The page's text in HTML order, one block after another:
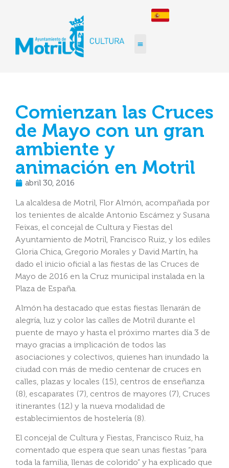
Comienzan las Cruces
de Mayo con un gran
ambiente y
animación en Motril
abril 30, 2016
La alcaldesa de Motril, Flor Almón, acompañada por
los tenientes de alcalde Antonio Escámez y Susana
Feixas, el concejal de Cultura y Fiestas del
Ayuntamiento de Motril, Francisco Ruiz, y los ediles
Gloria Chica, Gregorio Morales y David Martín, ha
dado el inicio oficial a las fiestas de las Cruces de
Mayo de 2016 en la Cruz municipal instalada en la
Plaza de España.
Almón ha destacado que estas fiestas llenarán de
alegría, luz y color las calles de Motril durante el
puente de mayo y hasta el próximo martes día 3 de
mayo gracias a implicación de todos las
asociaciones y colectivos, quienes han inundado la
ciudad con más de medio centenar de cruces en
calles, plazas y locales (15), centros de enseñanza
(8), escaparates (7), centros de mayores (7), Cruces
itinerantes (12) y la nueva modalidad de
establecimientos de hostelería (8).
El concejal de Cultura y Fiestas, Francisco Ruiz, ha
comentado que espera que sean unas fiestas “para
toda la familia, llenas de colorido” y ha explicado que